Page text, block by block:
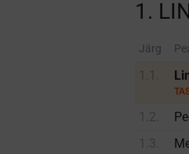
1.
Järg